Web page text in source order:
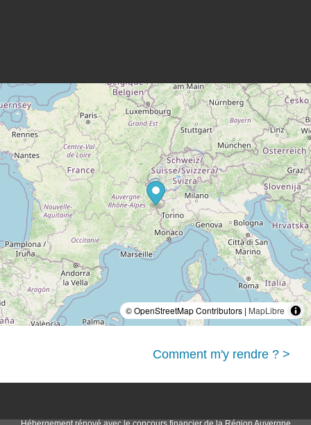
© OpenStreetMap Contributors | MapLibre
Comment m'y rendre ? >